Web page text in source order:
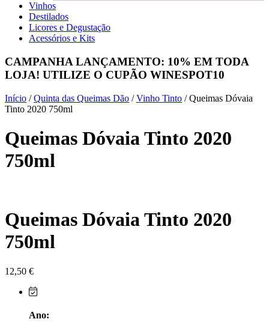
Herdade do Moinho Branco - Alentejo
Herdade do Sobroso Alentejo
Herdade dos Coteis Alentejo
Herdade Papa Leite - Alentejo
Já Te Disse - Alentejo
Vinhos
Destilados
Licores e Degustação
Acessórios e Kits
CAMPANHA LANÇAMENTO: 10% EM TODA
LOJA! UTILIZE O CUPÃO WINESPOT10
Início /Quinta das Queimas Dão /Vinho Tinto / Queimas Dóvaia
Tinto 2020 750ml
Queimas Dóvaia Tinto 2020
750ml
Queimas Dóvaia Tinto 2020
750ml
12,50 €
Ano: